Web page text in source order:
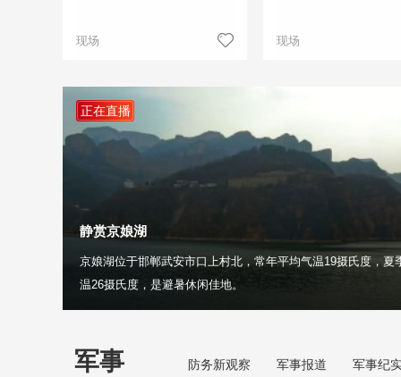
现场 现场
正在直播
静赏京娘湖
京娘湖位于邯郸武安市口上村北，常年平均气温19摄氏度，夏
温26摄氏度，是避暑休闲佳地。
军事 防务新观察 军事报道 军事纪